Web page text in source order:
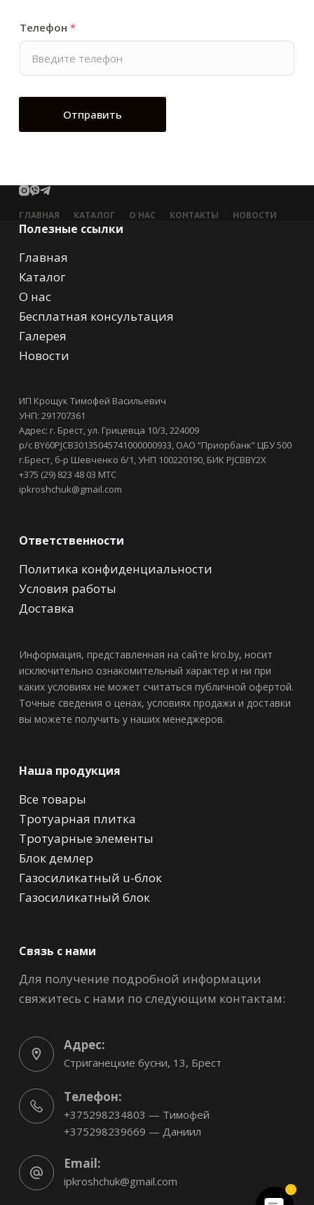
Телефон *
Отправить
ГЛАВНАЯ КАТАЛОГ О НАС КОНТАКТЫ НОВОСТИ
Полезные ссылки
Главная
Каталог
О нас
Бесплатная консультация
Галерея
Новости
ИП Крощук Тимофей Васильевич
УНП: 291707361
Адрес: г. Брест, ул. Грицевца 10/3, 224009
р/с BY60PJCB30135045741000000933, ОАО “Приорбанк” ЦБУ 500
г.Брест, б-р Шевченко 6/1, УНП 100220190, БИК PJCBBY2X
+375 (29) 823 48 03 МТС
ipkroshchuk@gmail.com
Ответственности
Политика конфиденциальности
Условия работы
Доставка
Информация, представленная на сайте kro.by, носит
исключительно ознакомительный характер и ни при
каких условиях не может считаться публичной офертой.
Точные сведения о ценах, условиях продажи и доставки
вы можете получить у наших менеджеров.
Наша продукция
Все товары
Тротуарная плитка
Тротуарные элементы
Блок демлер
Газосиликатный u-блок
Газосиликатный блок
Связь с нами
Для получение подробной информации
свяжитесь с нами по следующим контактам:
Адрес:
Стриганецкие бусни, 13, Брест
Телефон:
+375298234803 — Тимофей
+375298239669 — Даниил
Email:
ipkroshchuk@gmail.com
1